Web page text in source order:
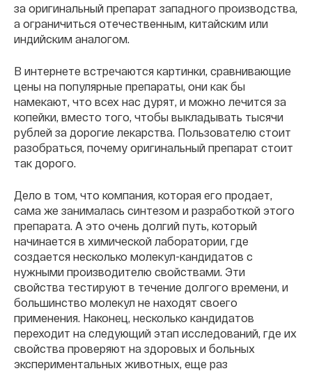
за оригинальный препарат западного производства,
а ограничиться отечественным, китайским или
индийским аналогом.
В интернете встречаются картинки, сравнивающие
цены на популярные препараты, они как бы
намекают, что всех нас дурят, и можно лечится за
копейки, вместо того, чтобы выкладывать тысячи
рублей за дорогие лекарства. Пользователю стоит
разобраться, почему оригинальный препарат стоит
так дорого.
Дело в том, что компания, которая его продает,
сама же занималась синтезом и разработкой этого
препарата. А это очень долгий путь, который
начинается в химической лаборатории, где
создается несколько молекул-кандидатов с
нужными производителю свойствами. Эти
свойства тестируют в течение долгого времени, и
большинство молекул не находят своего
применения. Наконец, несколько кандидатов
переходит на следующий этап исследований, где их
свойства проверяют на здоровых и больных
экспериментальных животных, еще раз